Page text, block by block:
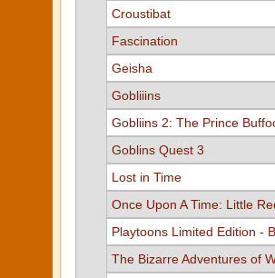
Croustibat
Fascination
Geisha
Gobliiins
Gobliins 2: The Prince
Goblins Quest 3
Lost in Time
Once Upon A Time: Little
Playtoons Limited Edition -
The Bizarre Adventures of